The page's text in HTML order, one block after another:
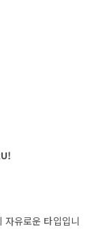
자유로운 타입입니